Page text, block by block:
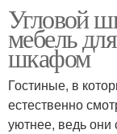
Модульные
Угловые
Угловой
мебель
шкафом
Гостиные, в
естественно
уютнее, ведь